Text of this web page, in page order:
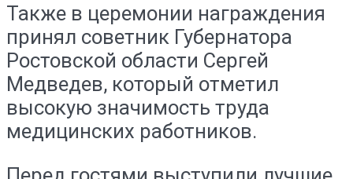
Также в церемонии награждения
принял советник Губернатора
Ростовской области Сергей
Медведев, который отметил
высокую значимость труда
медицинских работников.